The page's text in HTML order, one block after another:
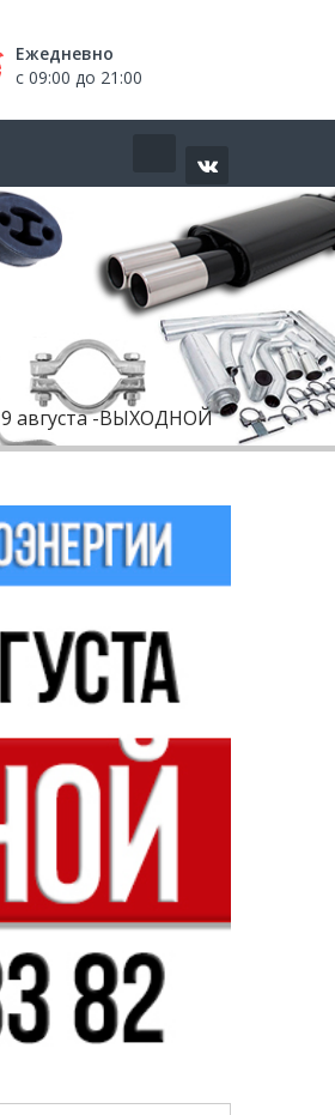
Ежедневно
с 09:00 до 21:00
9 августа -ВЫХОДНОЙ